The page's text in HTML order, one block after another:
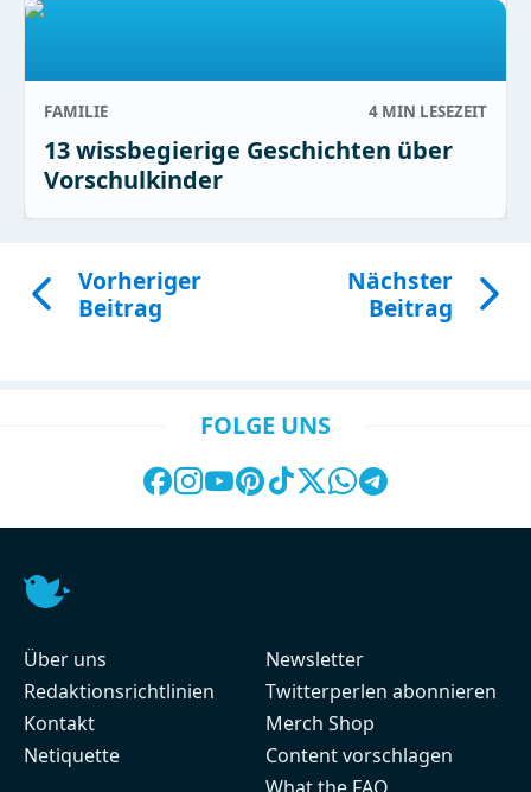
FAMILIE 4 MIN LESEZEIT
13 wissbegierige Geschichten über
Vorschulkinder
Vorheriger
Beitrag
Nächster
Beitrag
FOLGE UNS
Über uns
Redaktionsrichtlinien
Kontakt
Netiquette
Newsletter
Twitterperlen abonnieren
Merch Shop
Content vorschlagen